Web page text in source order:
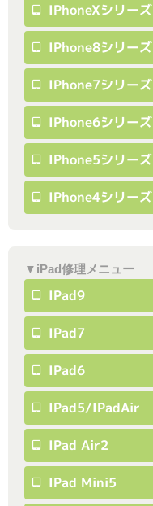
IPhoneXシリーズ
IPhone8シリーズ
IPhone7シリーズ
IPhone6シリーズ
IPhone5シリーズ
IPhone4シリーズ
▼iPad修理メニュー
IPad9
IPad7
IPad6
IPad5/iPadAir
IPad Air2
IPad Mini5